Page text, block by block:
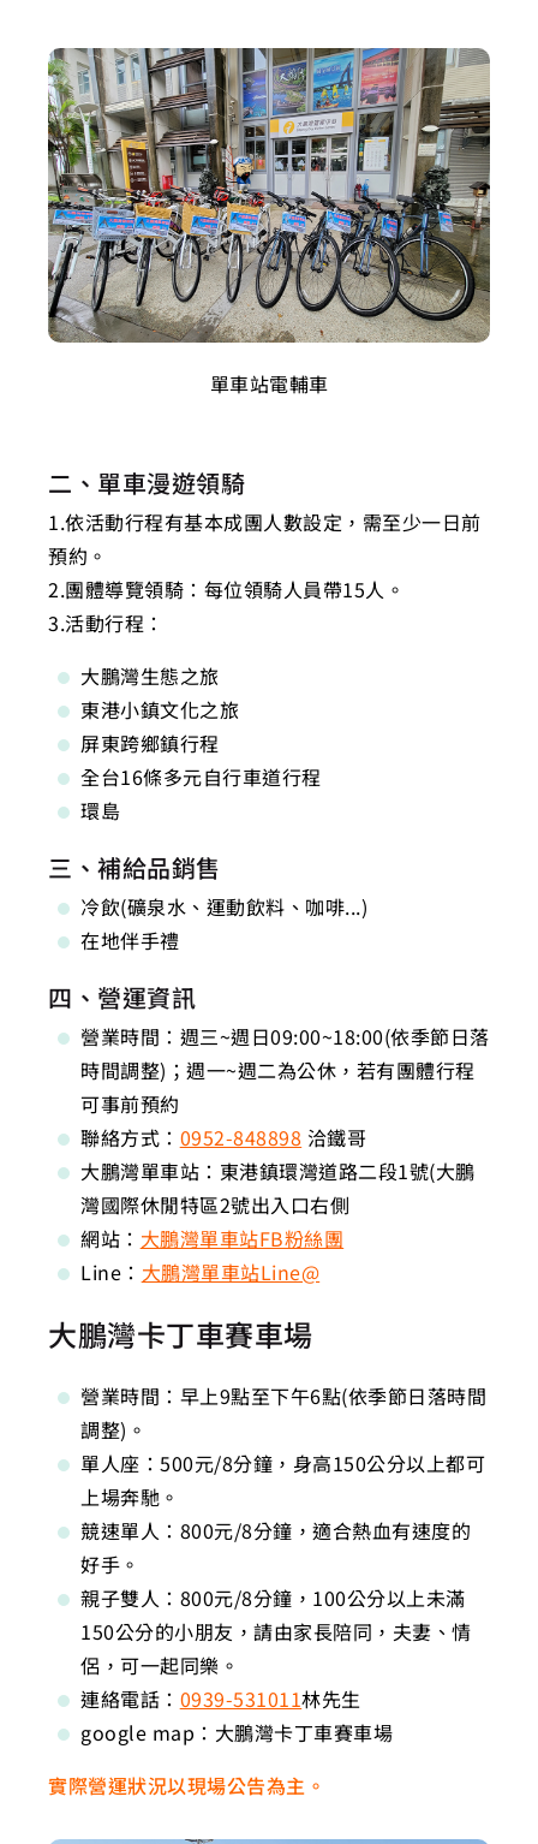
單車站電輔車
二、單車漫遊領騎
1.依活動行程有基本成團人數設定，需至少一日前
預約。
2.團體導覽領騎：每位領騎人員帶15人。
3.活動行程：
大鵬灣生態之旅
東港小鎮文化之旅
屏東跨鄉鎮行程
全台16條多元自行車道行程
環島
三、補給品銷售
冷飲(礦泉水、運動飲料、咖啡...)
在地伴手禮
四、營運資訊
營業時間：週三~週日09:00~18:00(依季節日落
時間調整)；週一~週二為公休，若有團體行程
可事前預約
聯絡方式： 0952-848898 洽鐵哥
大鵬灣單車站：東港鎮環灣道路二段1號(大鵬
灣國際休閒特區2號出入口右側
網站： 大鵬灣單車站FB粉絲團
Line： 大鵬灣單車站Line@
大鵬灣卡丁車賽車場
營業時間：早上9點至下午6點(依季節日落時間
調整)。
單人座：500元/8分鐘，身高150公分以上都可
上場奔馳。
競速單人：800元/8分鐘，適合熱血有速度的
好手。
親子雙人：800元/8分鐘，100公分以上未滿
150公分的小朋友，請由家長陪同，夫妻、情
侶，可一起同樂。
連絡電話： 0939-531011林先生
google map：大鵬灣卡丁車賽車場
實際營運狀況以現場公告為主。